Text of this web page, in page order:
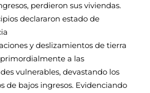
perdieron sus viviendas.
declararon estado de
y deslizamientos de tierra
a las
vulnerables, devastando los
de bajos ingresos. Evidenciando